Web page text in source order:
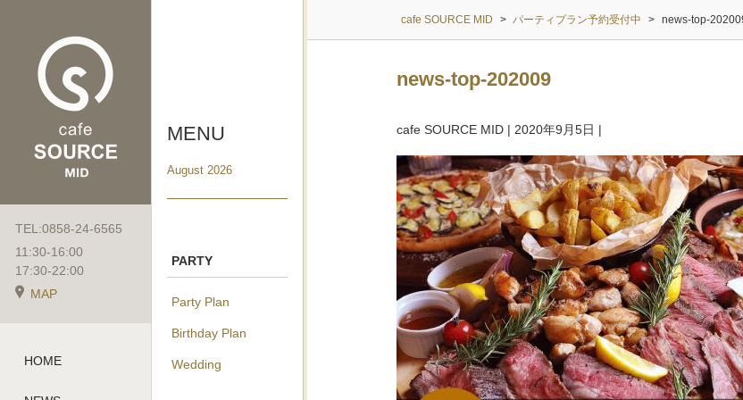
TEL:0858-24-6565
11:30-16:00
17:30-22:00
MAP
HOME
MENU
August 2026
PARTY
Party Plan
Birthday Plan
Wedding
cafe SOURCE MID > パーティプラン予約受付中 > news-top-
news-top-202009
cafe SOURCE MID | 2020年9月5日 |